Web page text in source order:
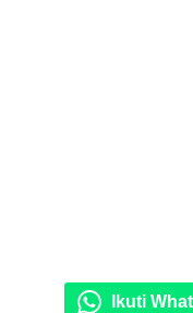
Ikuti